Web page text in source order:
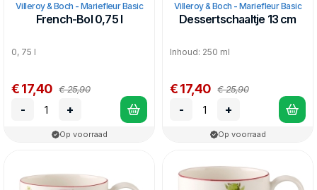
Villeroy & Boch - Mariefleur Basic
French-Bol 0,75 l
0, 75 l
€ 17,40 € 25,90
- +
Op voorraad
Villeroy & Boch - Mariefleur Basic
Dessertschaaltje 13 cm
Inhoud: 250 ml
€ 17,40 € 25,90
- +
Op voorraad